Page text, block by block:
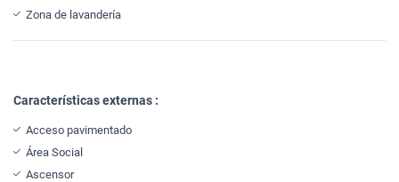
Zona de lavandería
Características externas :
Acceso pavimentado
Área Social
Ascensor